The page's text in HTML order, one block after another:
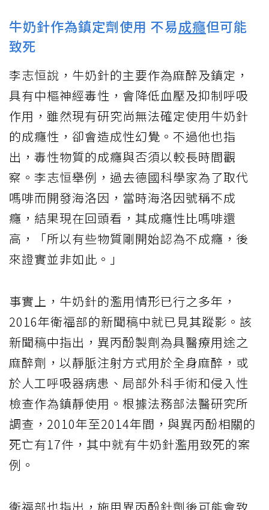
牛奶針作為鎮定劑使用 不易成癮但可能
致死
李志恒說，牛奶針的主要作為麻醉及鎮定，
具有中樞神經毒性，會降低血壓及抑制呼吸
作用，雖然現有研究尚無法確定使用牛奶針
的成癮性，卻會造成性幻覺。不過他也指
出，毒性物質的成癮與否須以較長時間觀
察。李志恒舉例，過去德國科學家為了取代
嗎啡而開發海洛因，當時海洛因號稱不成
癮，結果現在回頭看，其成癮性比嗎啡還
高，「所以有些物質剛開始認為不成癮，後
來證實並非如此。」
事實上，牛奶針的濫用情形已行之多年，
2016年衛福部的新聞稿中就已見其蹤影。該
新聞稿中指出，異丙酚製劑為具醫療用途之
麻醉劑，以靜脈注射方式用於全身麻醉，或
於人工呼吸器病患、局部外科手術和侵入性
檢查作為鎮靜使用。根據法務部法醫研究所
調查，2010年至2014年間，與異丙酚相關的
死亡有17件，其中就有牛奶針濫用致死的案
例。